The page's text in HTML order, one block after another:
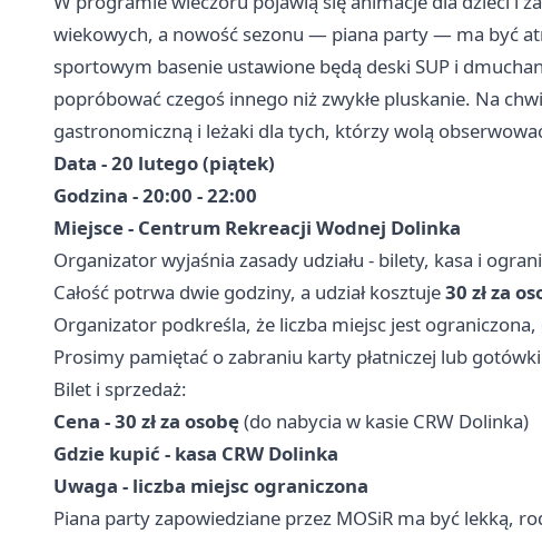
wiekowych, a nowość sezonu — piana party — ma być
sportowym basenie ustawione będą deski SUP i
popróbować czegoś innego niż zwykłe pluskanie. Na
gastronomiczną i leżaki dla tych, którzy wolą
Data - 20 lutego (piątek)
Godzina - 20:00 - 22:00
Miejsce - Centrum Rekreacji Wodnej Dolinka
Organizator wyjaśnia zasady udziału - bilety, kasa i
Całość potrwa dwie godziny, a udział kosztuje30 zł za
Organizator podkreśla, że liczba miejsc jest
Prosimy pamiętać o zabraniu karty płatniczej lub
Bilet i sprzedaż:
Cena - 30 zł za osobę(do nabycia w kasie CRW Dolinka)
Gdzie kupić - kasa CRW Dolinka
Uwaga - liczba miejsc ograniczona
Piana party zapowiedziane przez MOSiR ma być lekką,